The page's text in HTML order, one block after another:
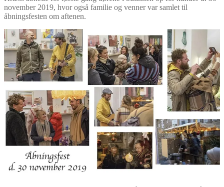
november 2019, hvor også familie og venner var samlet til
åbningsfesten om aftenen.